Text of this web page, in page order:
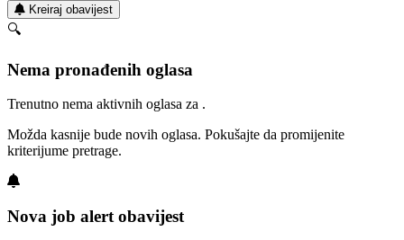
Kreiraj obavijest
🔍
Nema pronađenih oglasa
Trenutno nema aktivnih oglasa za .
Možda kasnije bude novih oglasa. Pokušajte da promijenite
kriterijume pretrage.
Nova job alert obavijest